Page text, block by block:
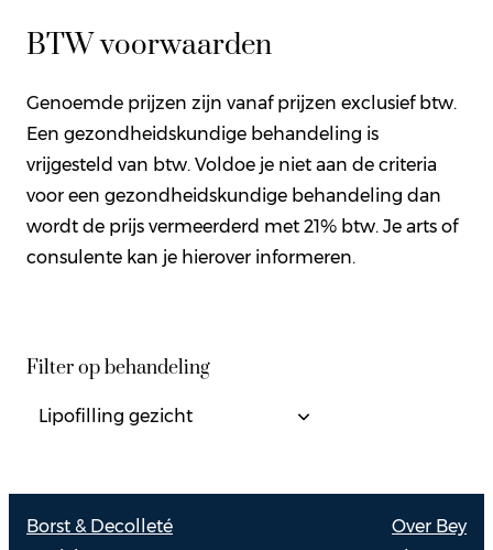
BTW voorwaarden
Genoemde prijzen zijn vanaf prijzen exclusief btw.
Een gezondheidskundige behandeling is
vrijgesteld van btw. Voldoe je niet aan de criteria
voor een gezondheidskundige behandeling dan
wordt de prijs vermeerderd met 21% btw. Je arts of
consulente kan je hierover informeren.
Filter op behandeling
Borst & Decolleté
Over Bey